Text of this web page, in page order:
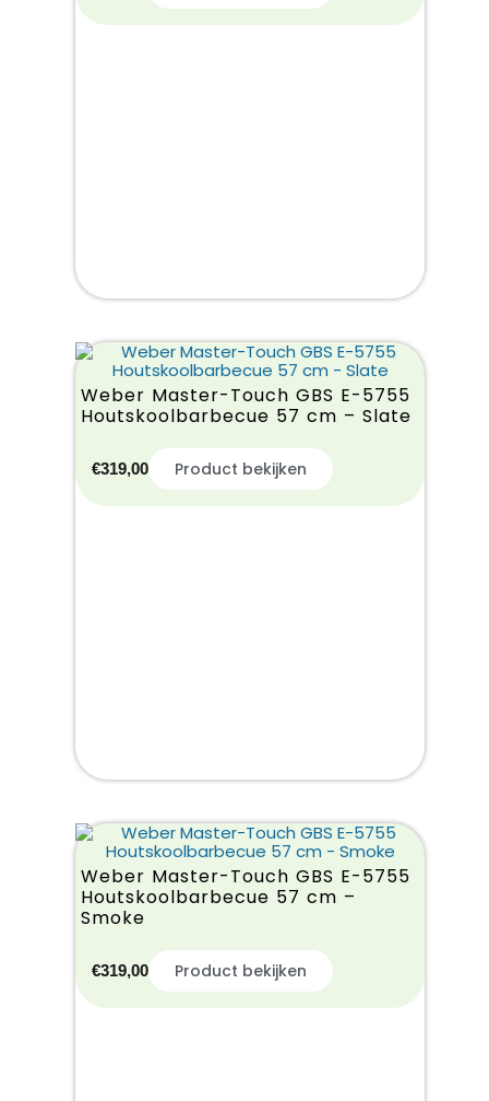
Weber Master-Touch GBS E-5755
Houtskoolbarbecue 57 cm – Slate
€319,00 Product bekijken
Weber Master-Touch GBS E-5755
Houtskoolbarbecue 57 cm –
Smoke
€319,00 Product bekijken